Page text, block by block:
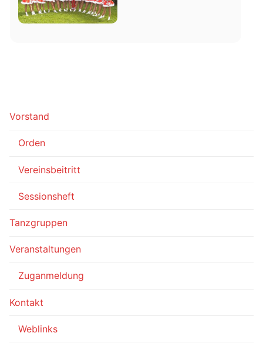
Vorstand
Orden
Vereinsbeitritt
Sessionsheft
Tanzgruppen
Veranstaltungen
Zuganmeldung
Kontakt
Weblinks